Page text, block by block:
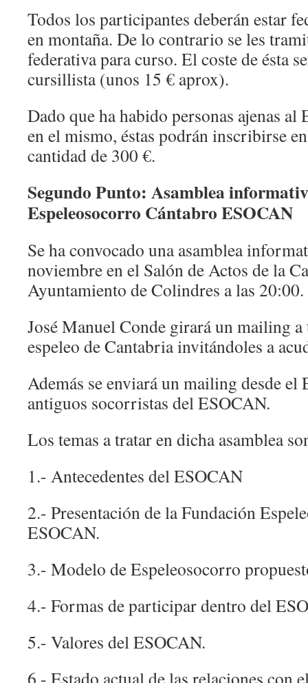
Todos los participantes deberán estar
en montaña. De lo contrario se les
federativa para curso. El coste de ésta
cursillista (unos 15 € aprox).
Dado que ha habido personas ajenas al
en el mismo, éstas podrán inscribirse
cantidad de 300 €.
Segundo Punto: Asamblea
Espeleosocorro Cántabro ESOCAN
Se ha convocado una asamblea
noviembre en el Salón de Actos de la
Ayuntamiento de Colindres a las 20:00.
José Manuel Conde girará un mailing
espeleo de Cantabria invitándoles a
Además se enviará un mailing desde el
antiguos socorristas del ESOCAN.
Los temas a tratar en dicha asamblea
1.- Antecedentes del ESOCAN
2.- Presentación de la Fundación
ESOCAN.
3.- Modelo de Espeleosocorro
4.- Formas de participar dentro del
5.- Valores del ESOCAN.
6.- Estado actual de las relaciones con